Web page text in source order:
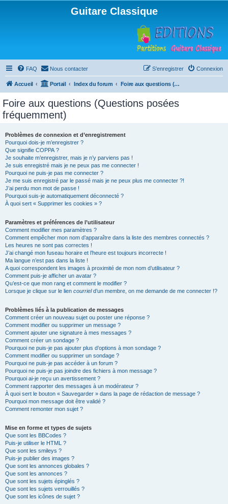
Guitare Classique
FAQ Nous contacter Connexion
S’enregistrer
Accueil Portail Index du forum Foire aux questions (Questions posées fréquemment)
Foire aux questions (Questions posées
fréquemment)
Problèmes de connexion et d’enregistrement
Pourquoi dois-je m’enregistrer ?
Que signifie COPPA ?
Je souhaite m’enregistrer, mais je n’y parviens pas !
Je suis enregistré mais je ne peux pas me connecter !
Pourquoi ne puis-je pas me connecter ?
Je me suis enregistré par le passé mais je ne peux plus me connecter ?!
J’ai perdu mon mot de passe !
Pourquoi suis-je automatiquement déconnecté ?
À quoi sert « Supprimer les cookies » ?
Paramètres et préférences de l’utilisateur
Comment modifier mes paramètres ?
Comment empêcher mon nom d’apparaître dans la liste des membres connectés ?
Les heures ne sont pas correctes !
J’ai changé mon fuseau horaire et l’heure est toujours incorrecte !
Ma langue n’est pas dans la liste !
A quoi correspondent les images à proximité de mon nom d’utilisateur ?
Comment puis-je afficher un avatar ?
Qu’est-ce que mon rang et comment le modifier ?
Lorsque je clique sur le lien courrield’un membre, on me demande de me connecter !?
Problèmes liés à la publication de messages
Comment créer un nouveau sujet ou poster une réponse ?
Comment modifier ou supprimer un message ?
Comment ajouter une signature à mes messages ?
Comment créer un sondage ?
Pourquoi ne puis-je pas ajouter plus d’options à mon sondage ?
Comment modifier ou supprimer un sondage ?
Pourquoi ne puis-je pas accéder à un forum ?
Pourquoi ne puis-je pas joindre des fichiers à mon message ?
Pourquoi ai-je reçu un avertissement ?
Comment rapporter des messages à un modérateur ?
À quoi sert le bouton « Sauvegarder » dans la page de rédaction de message ?
Pourquoi mon message doit être validé ?
Comment remonter mon sujet ?
Mise en forme et types de sujets
Que sont les BBCodes ?
Puis-je utiliser le HTML ?
Que sont les smileys ?
Puis-je publier des images ?
Que sont les annonces globales ?
Que sont les annonces ?
Que sont les sujets épinglés ?
Que sont les sujets verrouillés ?
Que sont les icônes de sujet ?